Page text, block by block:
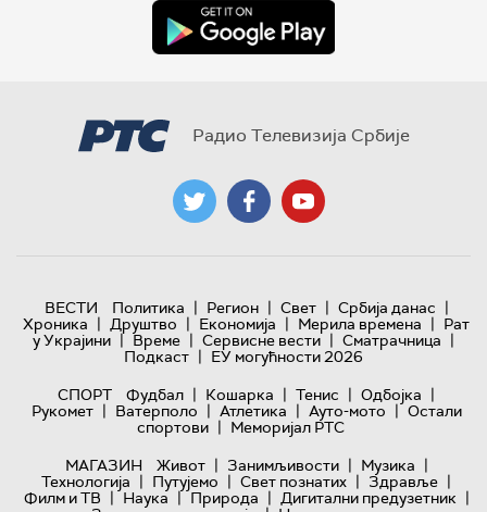
Радио Телевизија Србије
ВЕСТИ Политика | Регион | Свет | Србија данас |
Хроника | Друштво | Економија | Мерила времена | Рат
у Украјини | Време | Сервисне вести | Сматрачница |
Подкаст | ЕУ могућности 2026
СПОРТ
Фудбал | Кошарка | Тенис | Одбојка |
Рукомет | Ватерполо | Атлетика | Ауто-мото | Остали
спортови | Меморијал РТС
МАГАЗИН
Живот | Занимљивости | Музика |
Технологијa | Путујемо | Свет познатих | Здравље |
Филм и ТВ | Наука | Природа | Дигитални предузетник |